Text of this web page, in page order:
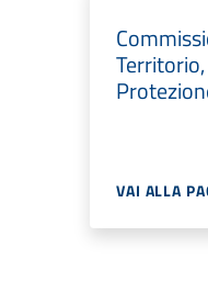
VAI ALLA